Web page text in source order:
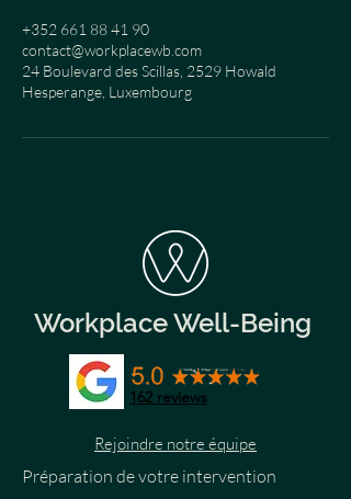
+352 661 88 41 90
contact@workplacewb.com
24 Boulevard des Scillas, 2529 Howald
Hesperange, Luxembourg
Workplace Well-Being
162 reviews
Rejoindre notre équipe
Préparation de votre intervention